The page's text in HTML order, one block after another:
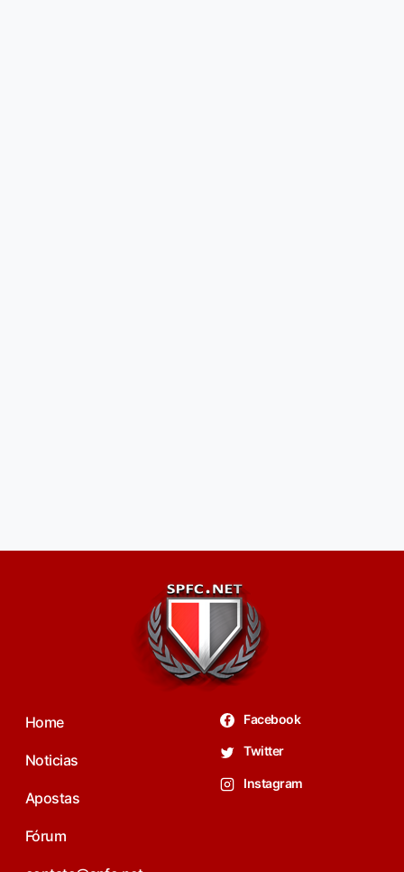
Home
Noticias
Apostas
Fórum
Facebook
Twitter
Instagram